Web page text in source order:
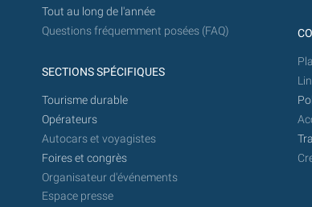
Tout au long de l'année
Questions fréquemment posées (FAQ)
SECTIONS SPÉCIFIQUES
Tourisme durable
Opérateurs
Autocars et voyagistes
Foires et congrès
Organisateur d'événements
Espace presse